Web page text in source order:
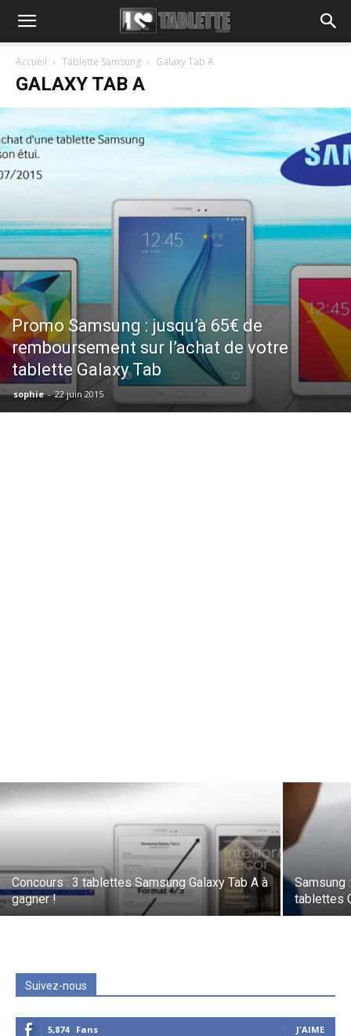
Accueil Tablette Samsung Galaxy Tab A
GALAXY TAB A
Promo Samsung : jusqu’à 65€ de
remboursement sur l’achat de votre
tablette Galaxy Tab
sophie - 22 juin 2015
Concours : 3 tablettes Samsung Galaxy Tab A à
gagner !
Samsung
tablettes
Suivez-nous
5,874 Fans J'AIME